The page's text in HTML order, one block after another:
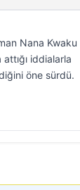
Nana Kwaku
iddialarla
öne sürdü.